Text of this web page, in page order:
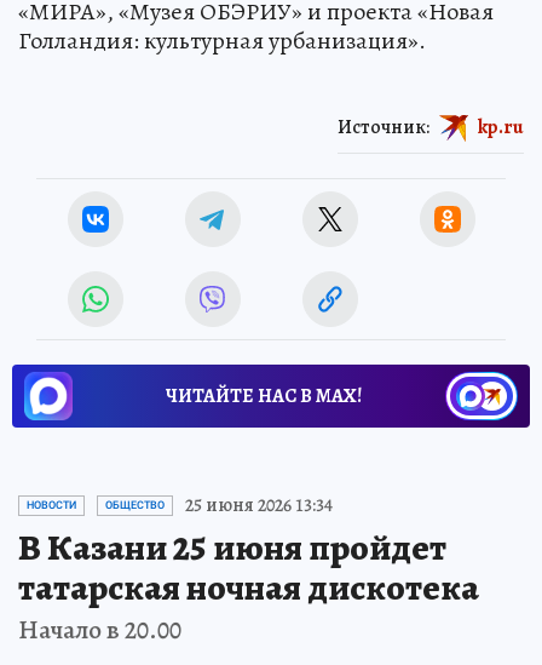
«МИРА», «Музея ОБЭРИУ» и проекта «Новая
Голландия: культурная урбанизация».
Источник: kp.ru
ЧИТАЙТЕ НАС В МАХ!
НОВОСТИ ОБЩЕСТВО 25 июня 2026 13:34
В Казани 25 июня пройдет
татарская ночная дискотека
Начало в 20.00